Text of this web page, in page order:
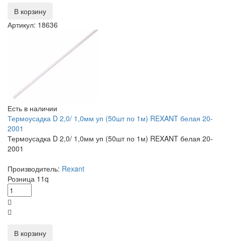
В корзину
Артикул: 18636
Есть в наличии
Термоусадка D 2,0/ 1,0мм уп (50шт по 1м) REXANT белая 20-
2001
Термоусадка D 2,0/ 1,0мм уп (50шт по 1м) REXANT белая 20-
2001
Производитель: Rexant
Розница 11q
В корзину